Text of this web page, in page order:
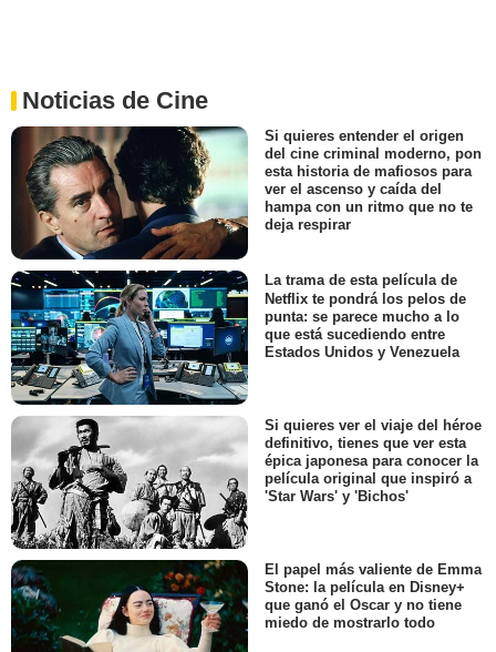
Noticias de Cine
Si quieres entender el origen
del cine criminal moderno, pon
esta historia de mafiosos para
ver el ascenso y caída del
hampa con un ritmo que no te
deja respirar
La trama de esta película de
Netflix te pondrá los pelos de
punta: se parece mucho a lo
que está sucediendo entre
Estados Unidos y Venezuela
Si quieres ver el viaje del héroe
definitivo, tienes que ver esta
épica japonesa para conocer la
película original que inspiró a
'Star Wars' y 'Bichos'
El papel más valiente de Emma
Stone: la película en Disney+
que ganó el Oscar y no tiene
miedo de mostrarlo todo